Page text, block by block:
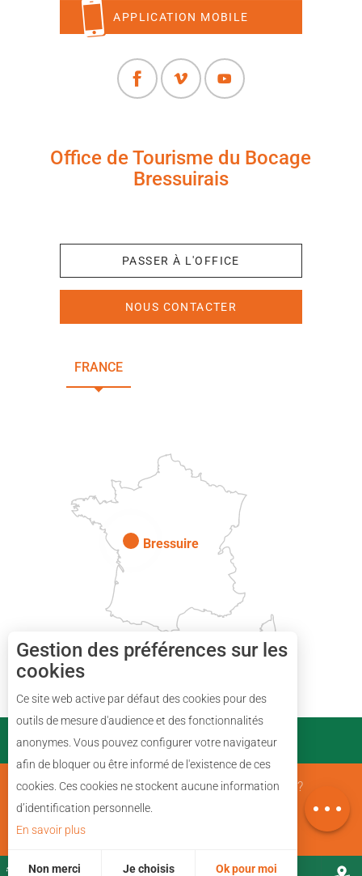
Description
Carte
APPLICATION MOBILE
Office de Tourisme du Bocage
Bressuirais
PASSER À L'OFFICE
NOUS CONTACTER
FRANCE
Bressuire
PARTENAIRES
Mentions Légales Qui sommes nous ?
Gestion des préférences sur les
cookies
Ce site web active par défaut des cookies pour des
outils de mesure d'audience et des fonctionnalités
anonymes. Vous pouvez configurer votre navigateur
afin de bloquer ou être informé de l'existence de ces
cookies. Ces cookies ne stockent aucune information
d’identification personnelle.
En savoir plus
Non merci Je choisis Ok pour moi